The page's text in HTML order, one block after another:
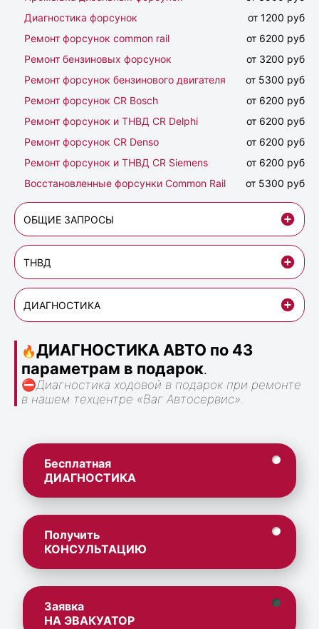
Диагностика форсунок
от 1200 руб
Ремонт форсунок common rail
от 6200 руб
Ремонт бензиновых форсунок
от 3200 руб
Ремонт форсунок бензинового двигателя
от 5300 руб
Ремонт форсунок CR Bosch
от 6200 руб
Ремонт форсунок и ТНВД CR Delphi
от 6200 руб
Ремонт форсунок CR Denso
от 6200 руб
Ремонт форсунок и ТНВД CR Siemens
от 6200 руб
Восстановленные форсунки Common Rail
от 5300 руб
ОБЩИЕ ЗАПРОСЫ
ТНВД
ДИАГНОСТИКА
🔥ДИАГНОСТИКА АВТО по 43
параметрам в подарок.
⛔Диагностика ходовой в подарок при ремонте
в нашем техцентре «Ваг Автосервис».
Бесплатная
ДИАГНОСТИКА
Получить
КОНСУЛЬТАЦИЮ
Заявка
НА ЭВАКУАТОР